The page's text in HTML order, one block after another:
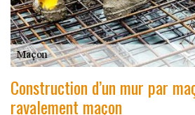
Construction d’un mur par
ravalement maçon